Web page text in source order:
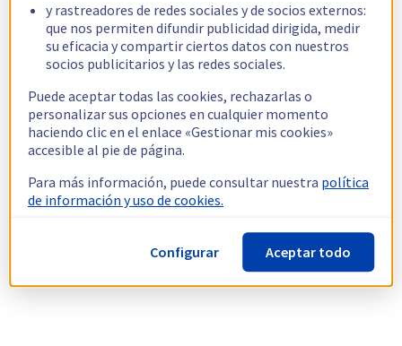
y rastreadores de redes sociales y de socios externos:
que nos permiten difundir publicidad dirigida, medir
su eficacia y compartir ciertos datos con nuestros
socios publicitarios y las redes sociales.
Puede aceptar todas las cookies, rechazarlas o
personalizar sus opciones en cualquier momento
haciendo clic en el enlace «Gestionar mis cookies»
accesible al pie de página.
Para más información, puede consultar nuestra política
de información y uso de cookies.
Configurar Aceptar todo